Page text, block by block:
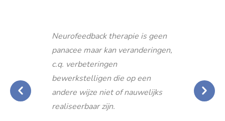
Neurofeedback therapie is geen
panacee maar kan veranderingen,
c.q. verbeteringen
bewerkstelligen die op een
andere wijze niet of nauwelijks
realiseerbaar zijn.